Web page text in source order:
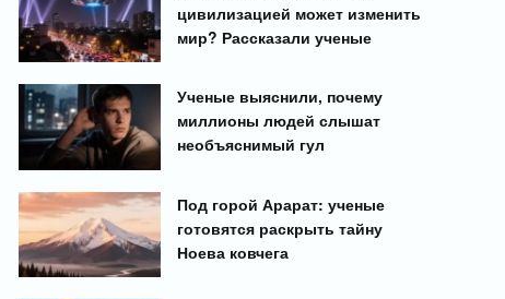
цивилизацией может изменить
мир? Рассказали ученые
Ученые выяснили, почему
миллионы людей слышат
необъяснимый гул
Под горой Арарат: ученые
готовятся раскрыть тайну
Ноева ковчега